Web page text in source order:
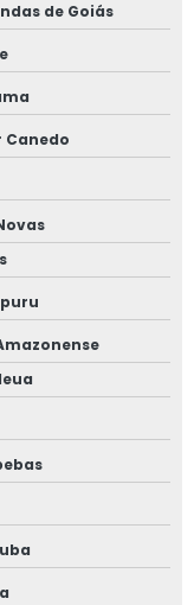
de Goiás
Canedo